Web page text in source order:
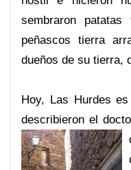
sembraron
peñascos tierra
dueños de su tierra,
Hoy, Las Hurdes
describieron el